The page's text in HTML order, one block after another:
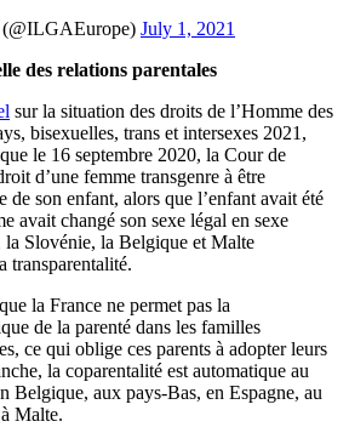
July 1, 2021
des relations parentales
sur la situation des droits de l’Homme des
bisexuelles, trans et intersexes 2021,
le 16 septembre 2020, la Cour de
d’une femme transgenre à être
de son enfant, alors que l’enfant avait été
avait changé son sexe légal en sexe
la Slovénie, la Belgique et Malte
transparentalité.
la France ne permet pas la
de la parenté dans les familles
ce qui oblige ces parents à adopter leurs
la coparentalité est automatique au
Belgique, aux pays-Bas, en Espagne, au
Malte.